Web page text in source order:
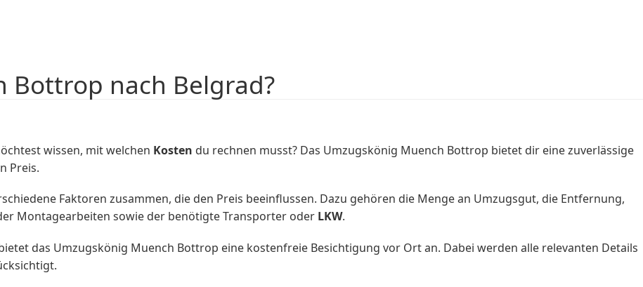
Bottrop nach Belgrad?
wissen, mit welchen Kosten du rechnen musst? Das Umzugskönig Muench Bottrop bietet dir eine zuverlässige
Preis.
Faktoren zusammen, die den Preis beeinflussen. Dazu gehören die Menge an Umzugsgut, die Entfernung,
Montagearbeiten sowie der benötigte Transporter oder LKW.
das Umzugskönig Muench Bottrop eine kostenfreie Besichtigung vor Ort an. Dabei werden alle relevanten Details